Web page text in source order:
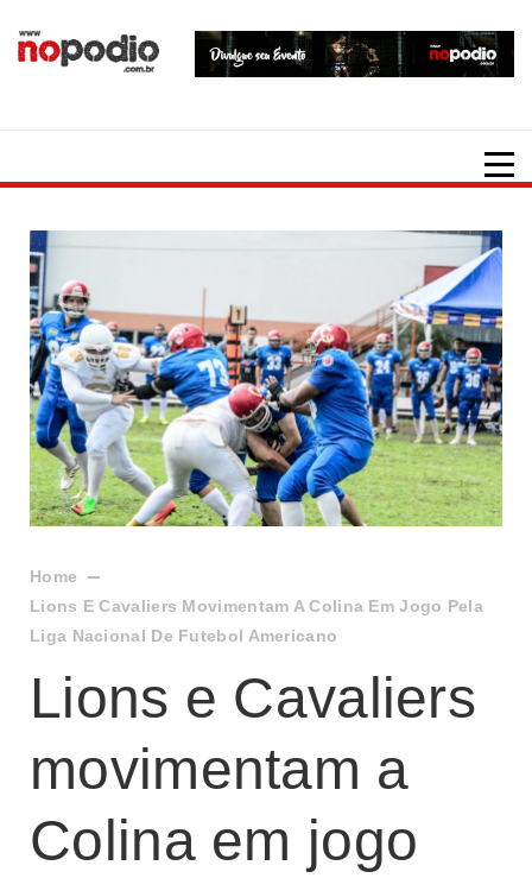
Home
Lions E Cavaliers Movimentam A Colina Em Jogo Pela
Liga Nacional De Futebol Americano
Lions e Cavaliers
movimentam a
Colina em jogo